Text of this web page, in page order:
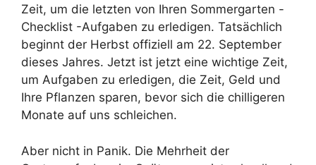
Zeit, um die letzten von Ihren Sommergarten -
Checklist -Aufgaben zu erledigen. Tatsächlich
beginnt der Herbst offiziell am 22. September
dieses Jahres. Jetzt ist jetzt eine wichtige Zeit,
um Aufgaben zu erledigen, die Zeit, Geld und
Ihre Pflanzen sparen, bevor sich die chilligeren
Monate auf uns schleichen.
Aber nicht in Panik. Die Mehrheit der